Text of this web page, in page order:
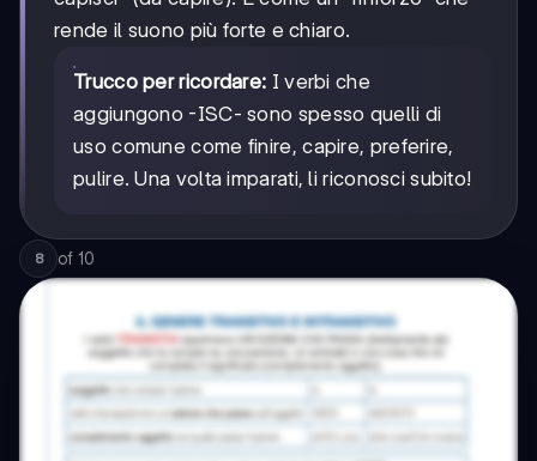
rende il suono più forte e chiaro.
Trucco per ricordare: I verbi che
aggiungono -ISC- sono spesso quelli di
uso comune come finire, capire, preferire,
pulire. Una volta imparati, li riconosci subito!
8 of 10